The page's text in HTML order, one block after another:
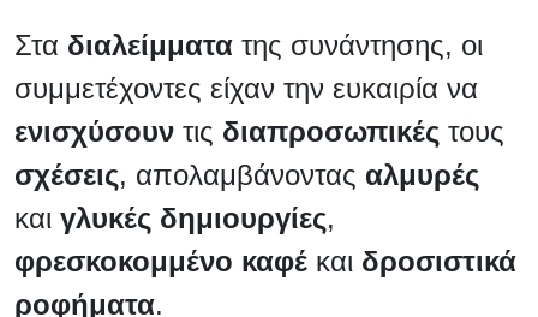
Στα διαλείμματα της συνάντησης, οι
συμμετέχοντες είχαν την ευκαιρία να
ενισχύσουν τις διαπροσωπικές τους
σχέσεις, απολαμβάνοντας αλμυρές
και γλυκές δημιουργίες,
φρεσκοκομμένο καφέ και δροσιστικά
ροφήματα.